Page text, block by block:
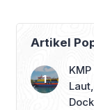
Salah satunya
Artikel